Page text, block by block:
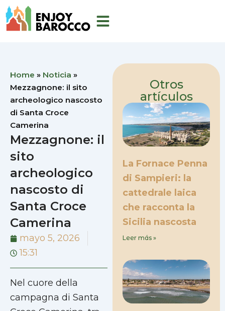
al
Home » Noticia »
Mezzagnone: il sito
archeologico nascosto
di Santa Croce
Camerina
Mezzagnone: il
sito
archeologico
nascosto di
Santa Croce
Camerina
mayo 5, 2026
15:31
Nel cuore della
campagna di Santa
Otros
artículos
La Fornace Penna
di Sampieri: la
cattedrale laica
che racconta la
Sicilia nascosta
Leer más »